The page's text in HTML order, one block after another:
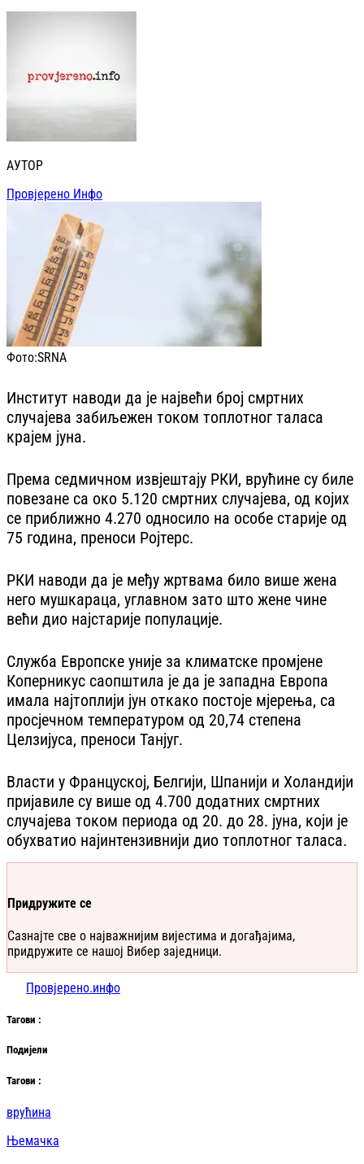
АУТОР
Провјерено Инфо
Фото:SRNA
Институт наводи да је највећи број смртних
случајева забиљежен током топлотног таласа
крајем јуна.
Према седмичном извјештају РКИ, врућине су биле
повезане са око 5.120 смртних случајева, од којих
се приближно 4.270 односило на особе старије од
75 година, преноси Ројтерс.
РКИ наводи да је међу жртвама било више жена
него мушкараца, углавном зато што жене чине
већи дио најстарије популације.
Служба Европске уније за климатске промјене
Коперникус саопштила је да је западна Европа
имала најтоплији јун откако постоје мјерења, са
просјечном температуром од 20,74 степена
Целзијуса, преноси Тан‌југ.
Власти у Француској, Белгији, Шпанији и Холандији
пријавиле су више од 4.700 додатних смртних
случајева током периода од 20. до 28. јуна, који је
обухватио најинтензивнији дио топлотног таласа.
Придружите се
Сазнајте све о најважнијим вијестима и догађајима,
придружите се нашој Вибер заједници.
Провјерено.инфо
Тагови :
Подијели
Тагови :
врућина
Њемачка